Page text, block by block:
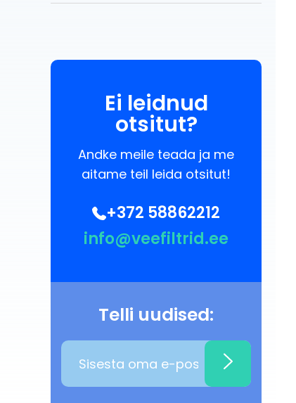
Ei leidnud
otsitut?
Andke meile teada ja me
aitame teil leida otsitut!
+372 58862212
info@veefiltrid.ee
Telli uudised: